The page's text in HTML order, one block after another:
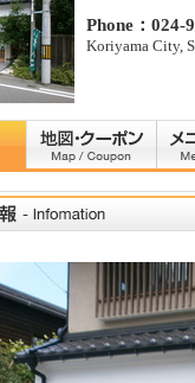
Phone：024-
Koriyama City,